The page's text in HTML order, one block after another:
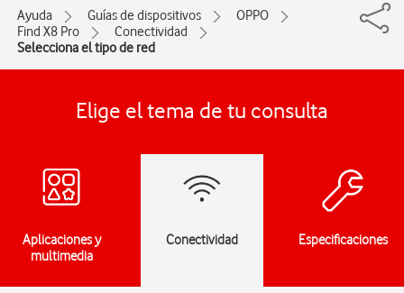
Ayuda Guías de dispositivos
OPPO
Find X8 Pro
Conectividad
Selecciona el tipo de red
Elige el tema de tu consulta
Aplicaciones y
multimedia
Conectividad Especificaciones